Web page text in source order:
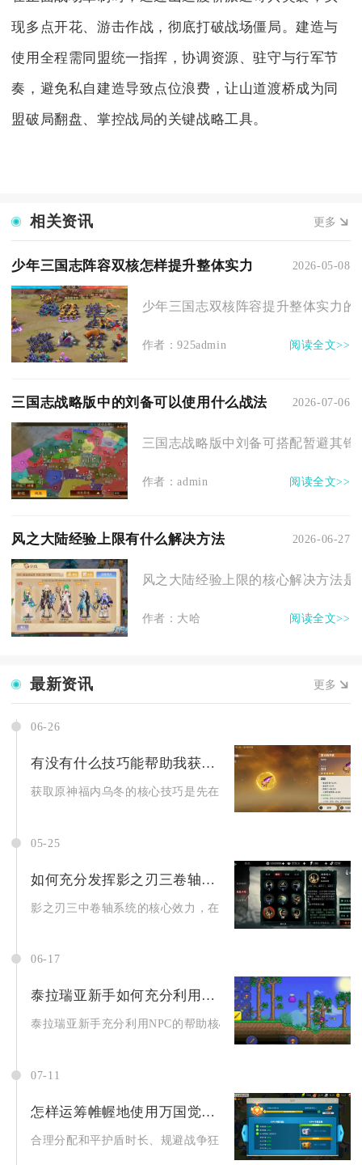
现多点开花、游击作战，彻底打破战场僵局。建造与
使用全程需同盟统一指挥，协调资源、驻守与行军节
奏，避免私自建造导致点位浪费，让山道渡桥成为同
盟破局翻盘、掌控战局的关键战略工具。
相关资讯 更多
少年三国志阵容双核怎样提升整体实力 2026-05-08
少年三国志双核阵容提升整体实力
作者：925admin 阅读全文>>
三国志战略版中的刘备可以使用什么战法 2026-07-06
三国志战略版中刘备可搭配暂避其
作者：admin 阅读全文>>
风之大陆经验上限有什么解决方法 2026-06-27
风之大陆经验上限的核心解决方法
作者：大哈 阅读全文>>
最新资讯 更多
06-26
有没有什么技巧能帮助我获取原神福内乌冬
获取原神福内乌冬的核心技巧是先在稻妻城志村屋购买乌冬面
05-25
如何充分发挥影之刃三卷轴的效力
影之刃三中卷轴系统的核心效力，在于通过精准的词条组合与
06-17
泰拉瑞亚新手如何充分利用npc的帮助
泰拉瑞亚新手充分利用NPC的帮助核心在于精准理解NPC的入
07-11
怎样运筹帷幄地使用万国觉醒和平护盾
合理分配和平护盾时长、规避战争狂热限制、储备足量护盾道